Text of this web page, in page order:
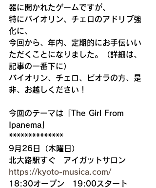
器に開かれたゲームですが、
特にバイオリン、チェロのアドリブ強
化に、
今回から、年内、定期的にお手伝いい
ただくことになりました。（詳細は、
記事の一番下に）
バイオリン、チェロ、ビオラの方、是
非、お越しください！
今回のテーマは「The Girl From
Ipanema」
**************
9月26日（木曜日）
北大路駅すぐ　アイガットサロン
https://kyoto-musica.com/
18:30オープン　19:00スタート